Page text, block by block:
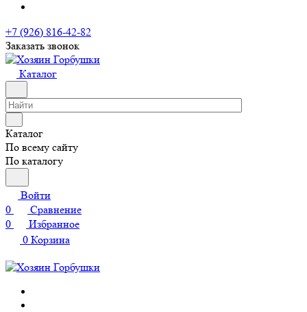
+7 (926) 816-42-82
Заказать звонок
Каталог
Каталог
По всему сайту
По каталогу
Войти
0
Сравнение
0
Избранное
0 Корзина